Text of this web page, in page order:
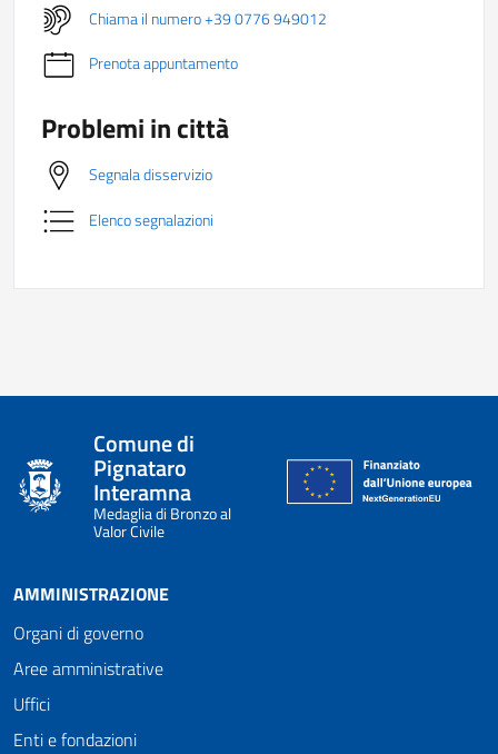
Chiama il numero +39 0776 949012
Prenota appuntamento
Problemi in città
Segnala disservizio
Elenco segnalazioni
Comune di
Pignataro
Interamna
Medaglia di Bronzo al
Valor Civile
AMMINISTRAZIONE
Organi di governo
Aree amministrative
Uffici
Enti e fondazioni